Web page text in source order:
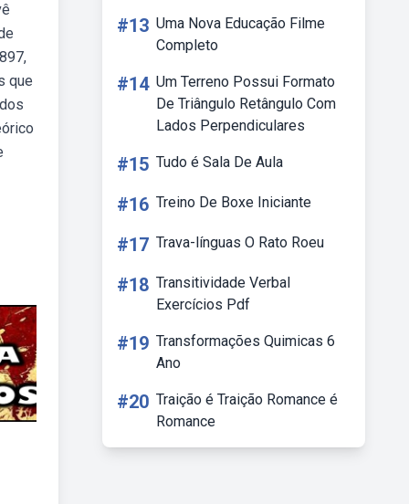
que
#13 Uma Nova Educação Filme
Completo
#14 Um Terreno Possui Formato
De Triângulo Retângulo Com
Lados Perpendiculares
#15 Tudo é Sala De Aula
#16 Treino De Boxe Iniciante
#17 Trava-línguas O Rato Roeu
#18 Transitividade Verbal
Exercícios Pdf
#19 Transformações Quimicas 6
Ano
#20 Traição é Traição Romance é
Romance